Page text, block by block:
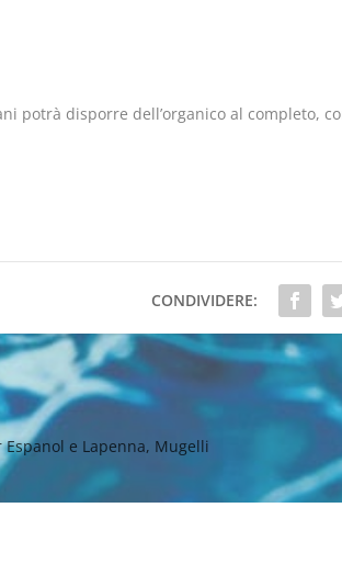
potrà disporre dell’organico al completo,
CONDIVIDERE:
e Lapenna, Mugelli